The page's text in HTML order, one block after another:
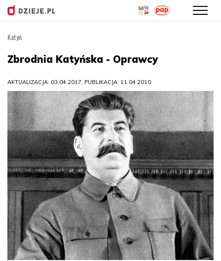
treści
Katyń
Zbrodnia Katyńska - Oprawcy
AKTUALIZACJA: 03.04.2017, PUBLIKACJA: 11.04.2010